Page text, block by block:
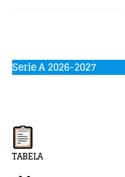
Serie A 2026-2027
TABELA